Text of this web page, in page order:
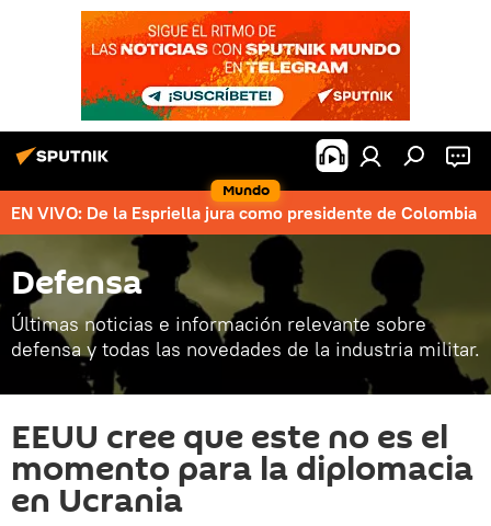
Mundo
EN VIVO: De la Espriella jura como presidente de Colombia
Defensa
Últimas noticias e información relevante sobre
defensa y todas las novedades de la industria militar.
EEUU cree que este no es el
momento para la diplomacia
en Ucrania